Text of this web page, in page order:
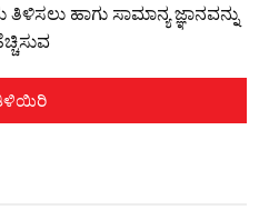
ಹಾಗು ಸಾಮಾನ್ಯ ಜ್ಞಾನವನ್ನು